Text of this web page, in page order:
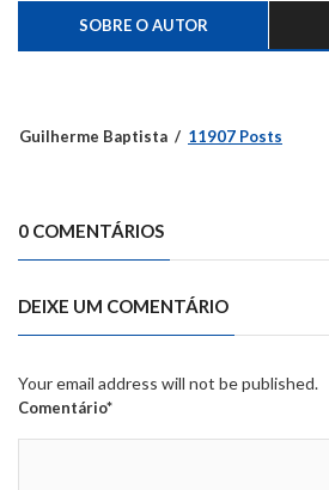
SOBRE O AUTOR
Guilherme Baptista 11907 Posts
0 COMENTÁRIOS
DEIXE UM COMENTÁRIO
Your email address will not be published.
Comentário*